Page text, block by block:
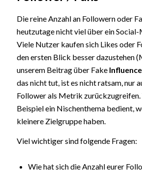
Die reine Anzahl an Followern oder
heutzutage nicht viel über ein
Viele Nutzer kaufen sich Likes oder
den ersten Blick besser dazustehen
unserem Beitrag über Fake
das nicht tut, ist es nicht ratsam, nur
Follower als Metrik zurückzugreifen.
Beispiel ein Nischenthema bedient,
kleinere Zielgruppe haben.
Viel wichtiger sind folgende Fragen:
Wie hat sich die Anzahl eurer